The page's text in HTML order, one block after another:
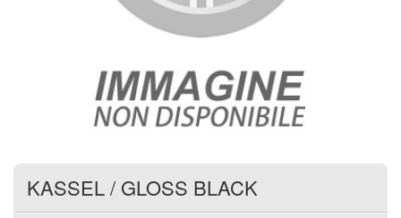
KASSEL/ GLOSS BLACK